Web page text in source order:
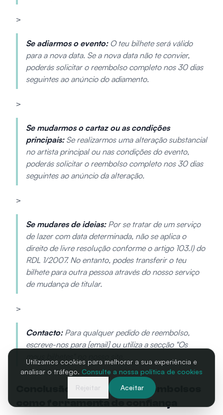
>
Se adiarmos o evento:O teu bilhete será válido
para a nova data. Se a nova data não te convier,
poderás solicitar o reembolso completo nos 30 dias
seguintes ao anúncio do adiamento.
>
Se mudarmos o cartaz ou as condições
principais:Se realizarmos uma alteração substancial
no artista principal ou nas condições do evento,
poderás solicitar o reembolso completo nos 30 dias
seguintes ao anúncio da alteração.
>
Se mudares de ideias:Por se tratar de um serviço
de lazer com data determinada, não se aplica o
direito de livre resolução conforme o artigo 103.l) do
RDL 1/2007. No entanto, podes transferir o teu
bilhete para outra pessoa através do nosso serviço
de mudança de titular.
>
Contacto:Para qualquer pedido de reembolso,
escreve-nos para [email] ou utiliza a secção "Os
Conclusão: a política de reembolsos
Utilizamos cookies para melhorar a sua experiência e
analisar o tráfego. Consulte a nossa política de cookies
Rejeitar
Aceitar